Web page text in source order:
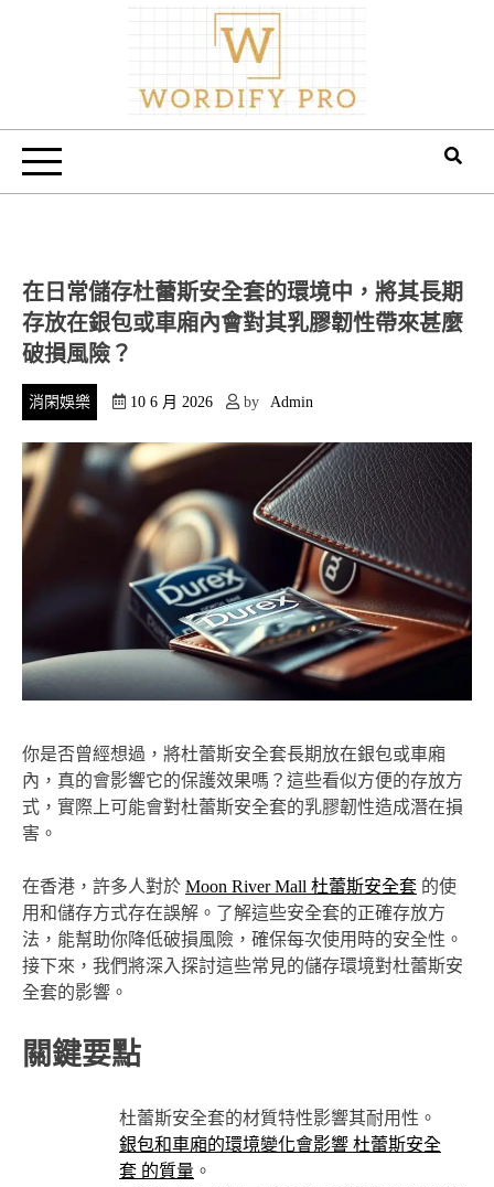
Wordify Pro
在日常儲存杜蕾斯安全套的環境中，將其長期
存放在銀包或車廂內會對其乳膠韌性帶來甚麼
破損風險？
消閑娛樂 10 6 月 2026 by Admin
你是否曾經想過，將杜蕾斯安全套長期放在銀包或車廂
內，真的會影響它的保護效果嗎？這些看似方便的存放方
式，實際上可能會對杜蕾斯安全套的乳膠韌性造成潛在損
害。
在香港，許多人對於 Moon River Mall 杜蕾斯安全套 的使
用和儲存方式存在誤解。了解這些安全套的正確存放方
法，能幫助你降低破損風險，確保每次使用時的安全性。
接下來，我們將深入探討這些常見的儲存環境對杜蕾斯安
全套的影響。
關鍵要點
杜蕾斯安全套的材質特性影響其耐用性。
銀包和車廂的環境變化會影響 杜蕾斯安全
套 的質量 。